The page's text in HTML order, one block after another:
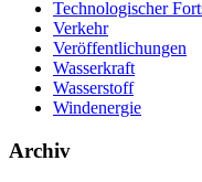
Technologischer
Verkehr
Veröffentlichungen
Wasserkraft
Wasserstoff
Windenergie
Archiv